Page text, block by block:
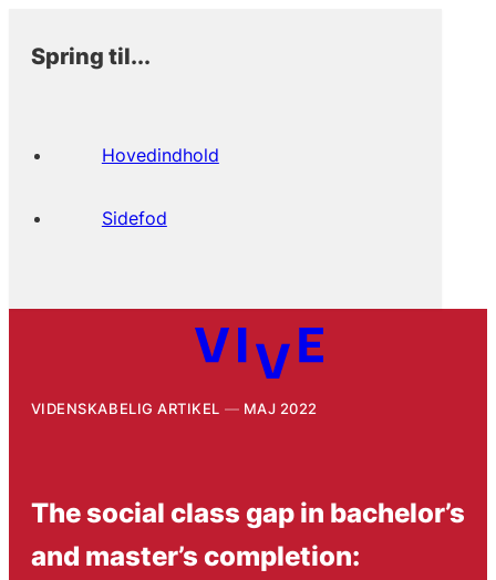
Spring til...
Hovedindhold
Sidefod
VIDENSKABELIG ARTIKEL MAJ 2022
The social class gap in bachelor’s
and master’s completion: